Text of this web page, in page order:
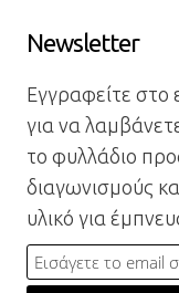
Newsletter
Εγγραφείτε στο
για να
το φυλλάδιο
διαγωνισμούς
υλικό για